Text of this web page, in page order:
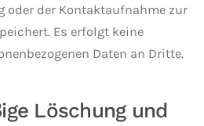
oder der Kontaktaufnahme zur
Es erfolgt keine
Daten an Dritte.
Löschung und